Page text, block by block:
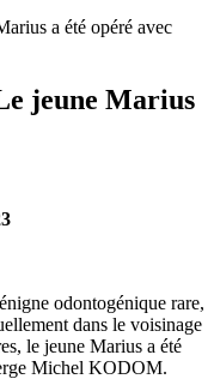
a été opéré avec
jeune Marius
odontogénique rare,
dans le voisinage
le jeune Marius a été
Michel KODOM.